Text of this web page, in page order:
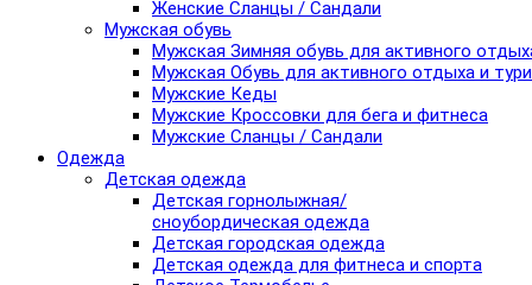
Женские Сланцы / Сандали
Мужская обувь
Мужская Зимняя обувь для активного
Мужская Обувь для активного отдыха и
Мужские Кеды
Мужские Кроссовки для бега и фитнеса
Мужские Сланцы / Сандали
Одежда
Детская одежда
Детская горнолыжная/
сноубордическая одежда
Детская городская одежда
Детская одежда для фитнеса и спорта